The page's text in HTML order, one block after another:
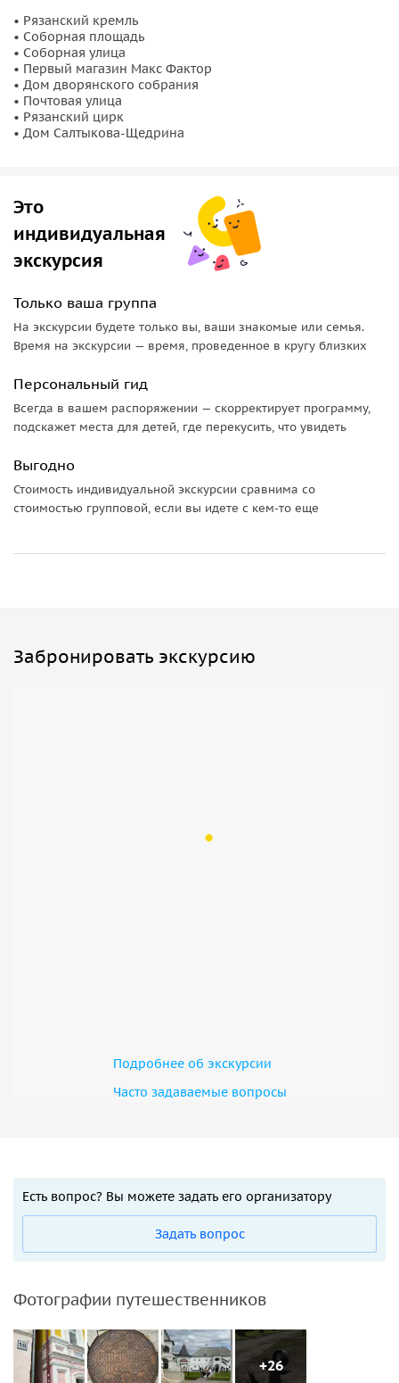
• Рязанский кремль
• Соборная площадь
• Соборная улица
• Первый магазин Макс Фактор
• Дом дворянского собрания
• Почтовая улица
• Рязанский цирк
• Дом Салтыкова-Щедрина
Это
индивидуальная
экскурсия
Только ваша группа
На экскурсии будете только вы, ваши знакомые или семья.
Время на экскурсии — время, проведенное в кругу близких
Персональный гид
Всегда в вашем распоряжении — скорректирует программу,
подскажет места для детей, где перекусить, что увидеть
Выгодно
Стоимость индивидуальной экскурсии сравнима со
стоимостью групповой, если вы идете с кем-то еще
Забронировать экскурсию
Подробнее об экскурсии
Часто задаваемые вопросы
Есть вопрос? Вы можете задать его организатору
Задать вопрос
Фотографии путешественников
+26